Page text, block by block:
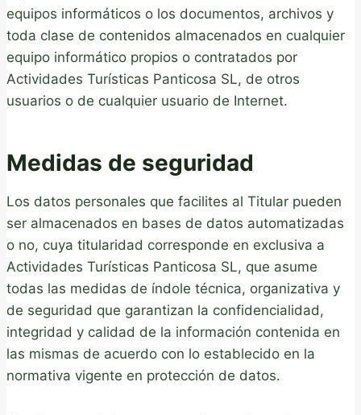
equipos informáticos o los documentos, archivos y
toda clase de contenidos almacenados en cualquier
equipo informático propios o contratados por
Actividades Turísticas Panticosa SL, de otros
usuarios o de cualquier usuario de Internet.
Medidas de seguridad
Los datos personales que facilites al Titular pueden
ser almacenados en bases de datos automatizadas
o no, cuya titularidad corresponde en exclusiva a
Actividades Turísticas Panticosa SL, que asume
todas las medidas de índole técnica, organizativa y
de seguridad que garantizan la confidencialidad,
integridad y calidad de la información contenida en
las mismas de acuerdo con lo establecido en la
normativa vigente en protección de datos.